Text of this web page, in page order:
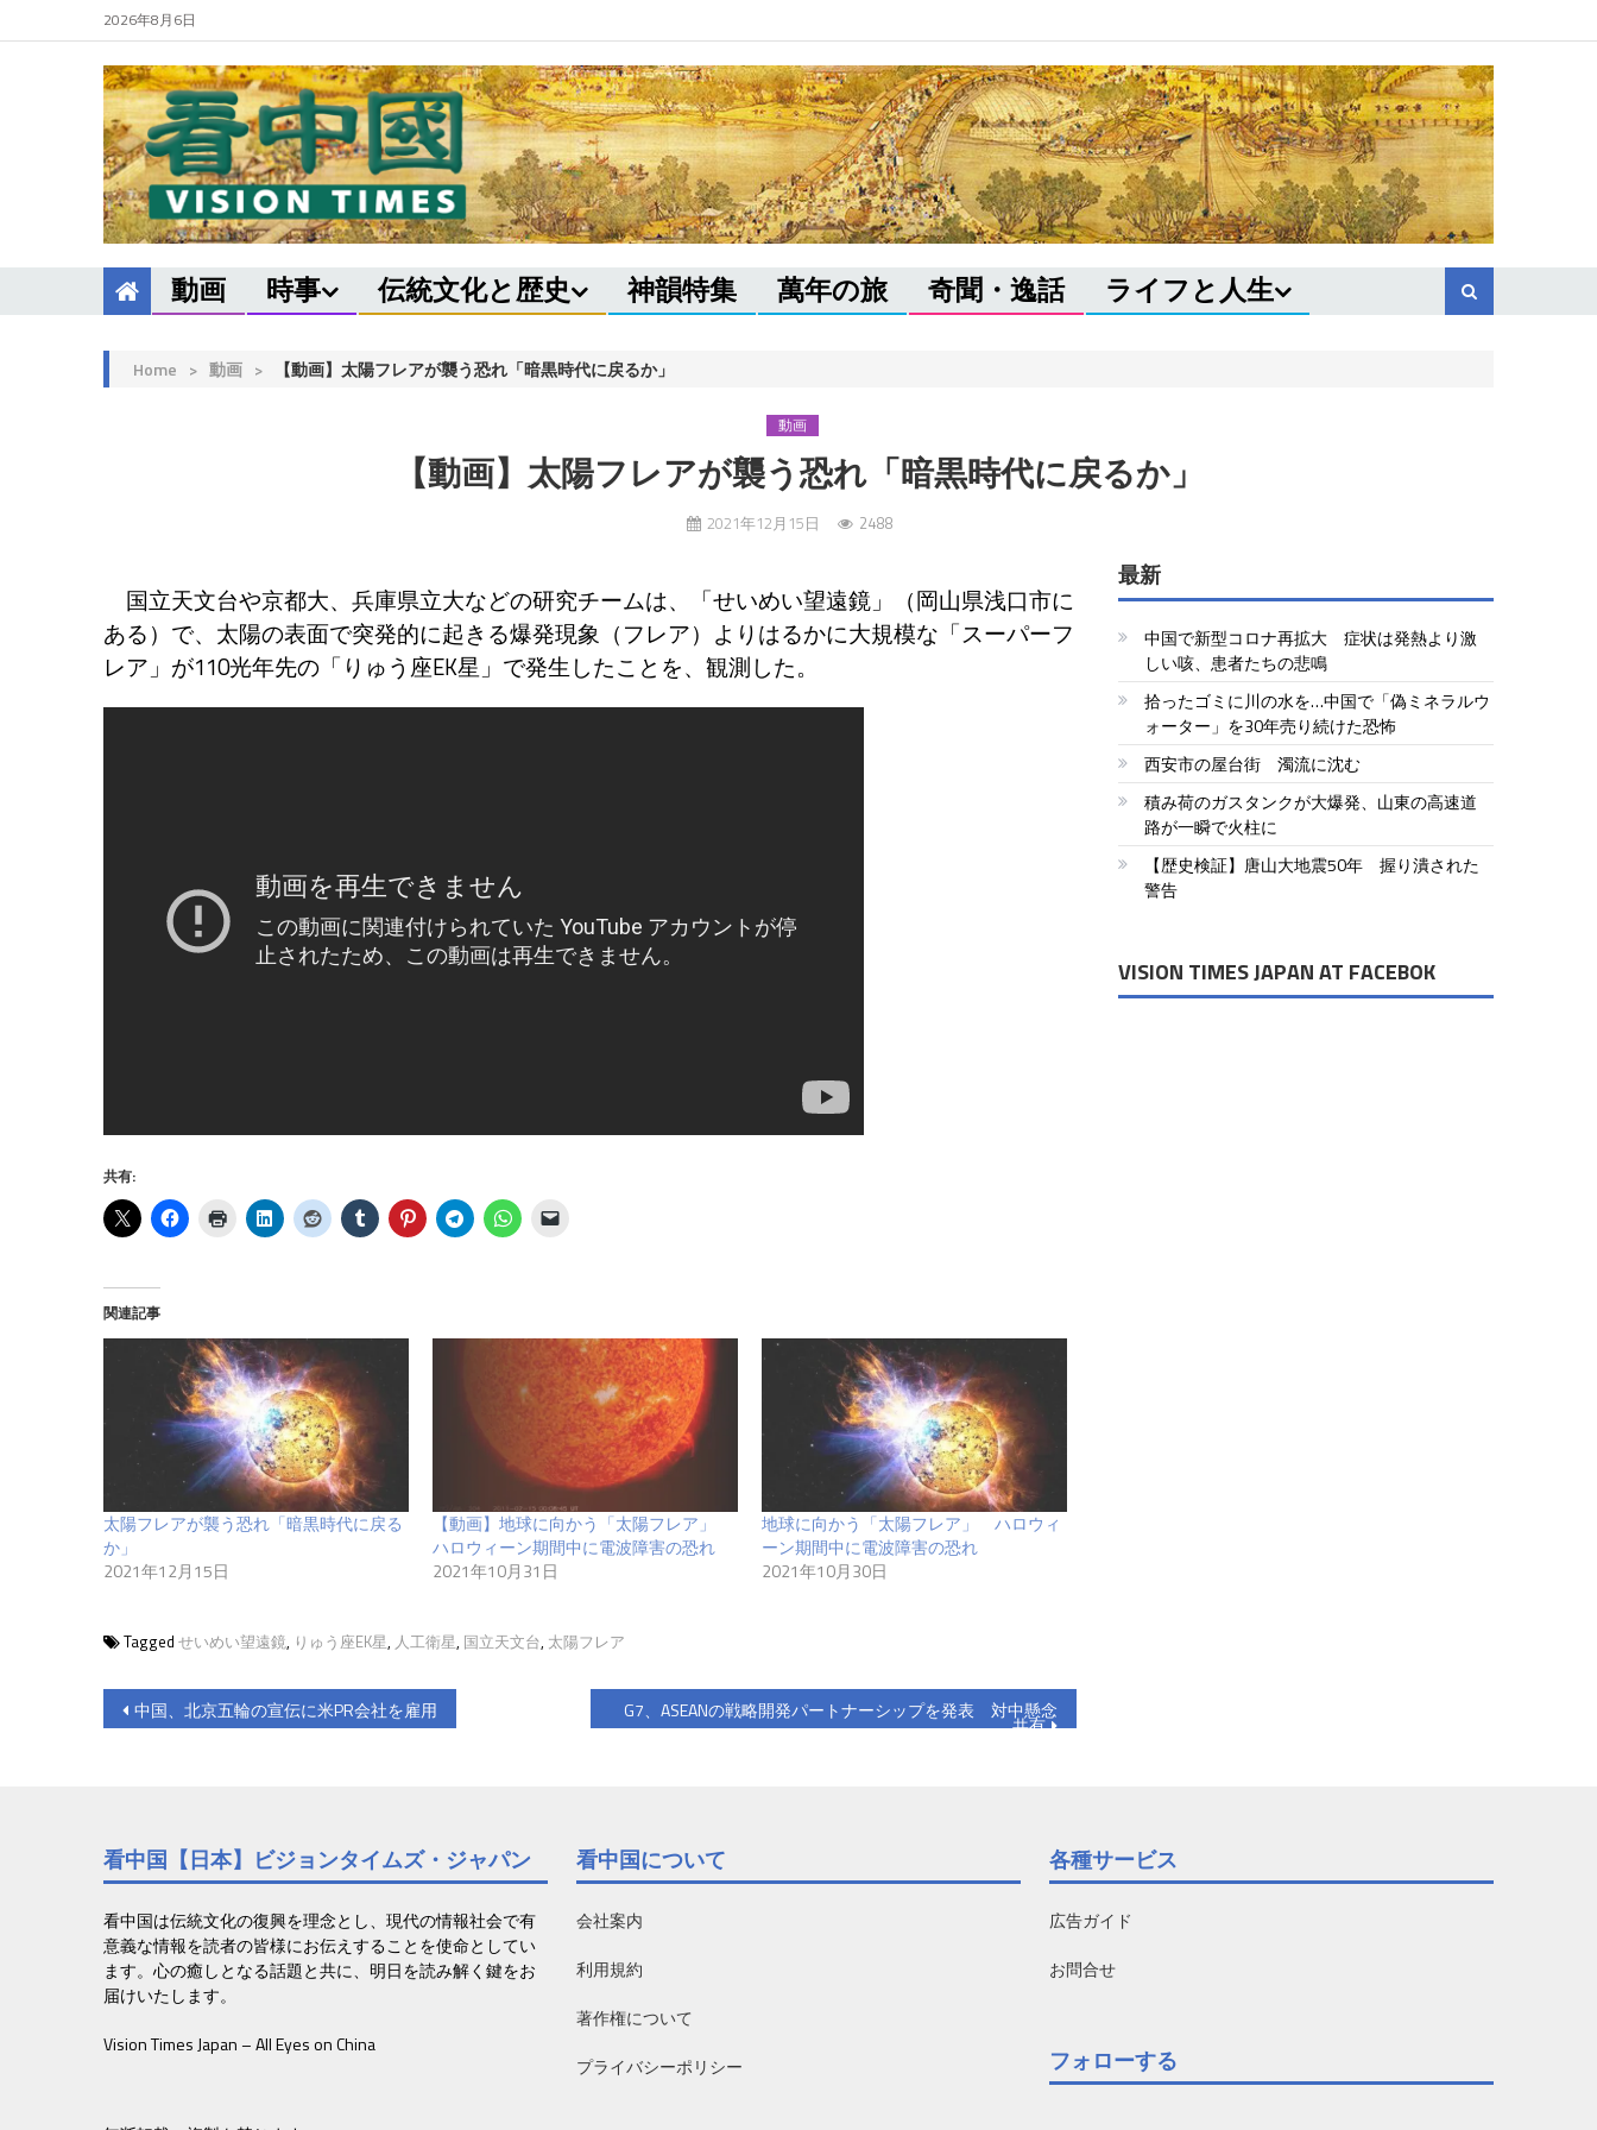
2026年8月6日
動画 時事 伝統文化と歴史 神韻特集 萬年の旅 奇聞・逸話 ライフと人生
Home > 動画 > 【動画】太陽フレアが襲う恐れ「暗黒時代に戻るか」
動画
【動画】太陽フレアが襲う恐れ「暗黒時代に戻るか」
2021年12月15日 2488
国立天文台や京都大、兵庫県立大などの研究チームは、「せいめい望遠鏡」（岡山県浅口市に
ある）で、太陽の表面で突発的に起きる爆発現象（フレア）よりはるかに大規模な「スーパーフ
レア」が110光年先の「りゅう座EK星」で発生したことを、観測した。
共有:
関連記事
太陽フレアが襲う恐れ「暗黒時代に戻る
か」
2021年12月15日
【動画】地球に向かう「太陽フレア」
ハロウィーン期間中に電波障害の恐れ
2021年10月31日
地球に向かう「太陽フレア」 ハロウィ
ーン期間中に電波障害の恐れ
2021年10月30日
Tagged せいめい望遠鏡, りゅう座EK星, 人工衛星, 国立天文台, 太陽フレア
投
ビ
ゲ
ー
シ
ョ
ン
中国、北京五輪の宣伝に米PR会社を雇用 G7、ASEANの戦略開発パートナーシップを発表 対中懸念
共有
最新
中国で新型コロナ再拡大 症状は発熱より激
しい咳、患者たちの悲鳴
拾ったゴミに川の水を…中国で「偽ミネラルウ
ォーター」を30年売り続けた恐怖
西安市の屋台街 濁流に沈む
積み荷のガスタンクが大爆発、山東の高速道
路が一瞬で火柱に
【歴史検証】唐山大地震50年 握り潰された
警告
VISION TIMES JAPAN AT FACEBOK
看中国【日本】ビジョンタイムズ・ジャパン
看中国は伝統文化の復興を理念とし、現代の情報社会で有
意義な情報を読者の皆様にお伝えすることを使命としてい
ます。心の癒しとなる話題と共に、明日を読み解く鍵をお
届けいたします。
Vision Times Japan – All Eyes on China
看中国について
会社案内
利用規約
著作権について
プライバシーポリシー
各種サービス
広告ガイド
お問合せ
フォローする